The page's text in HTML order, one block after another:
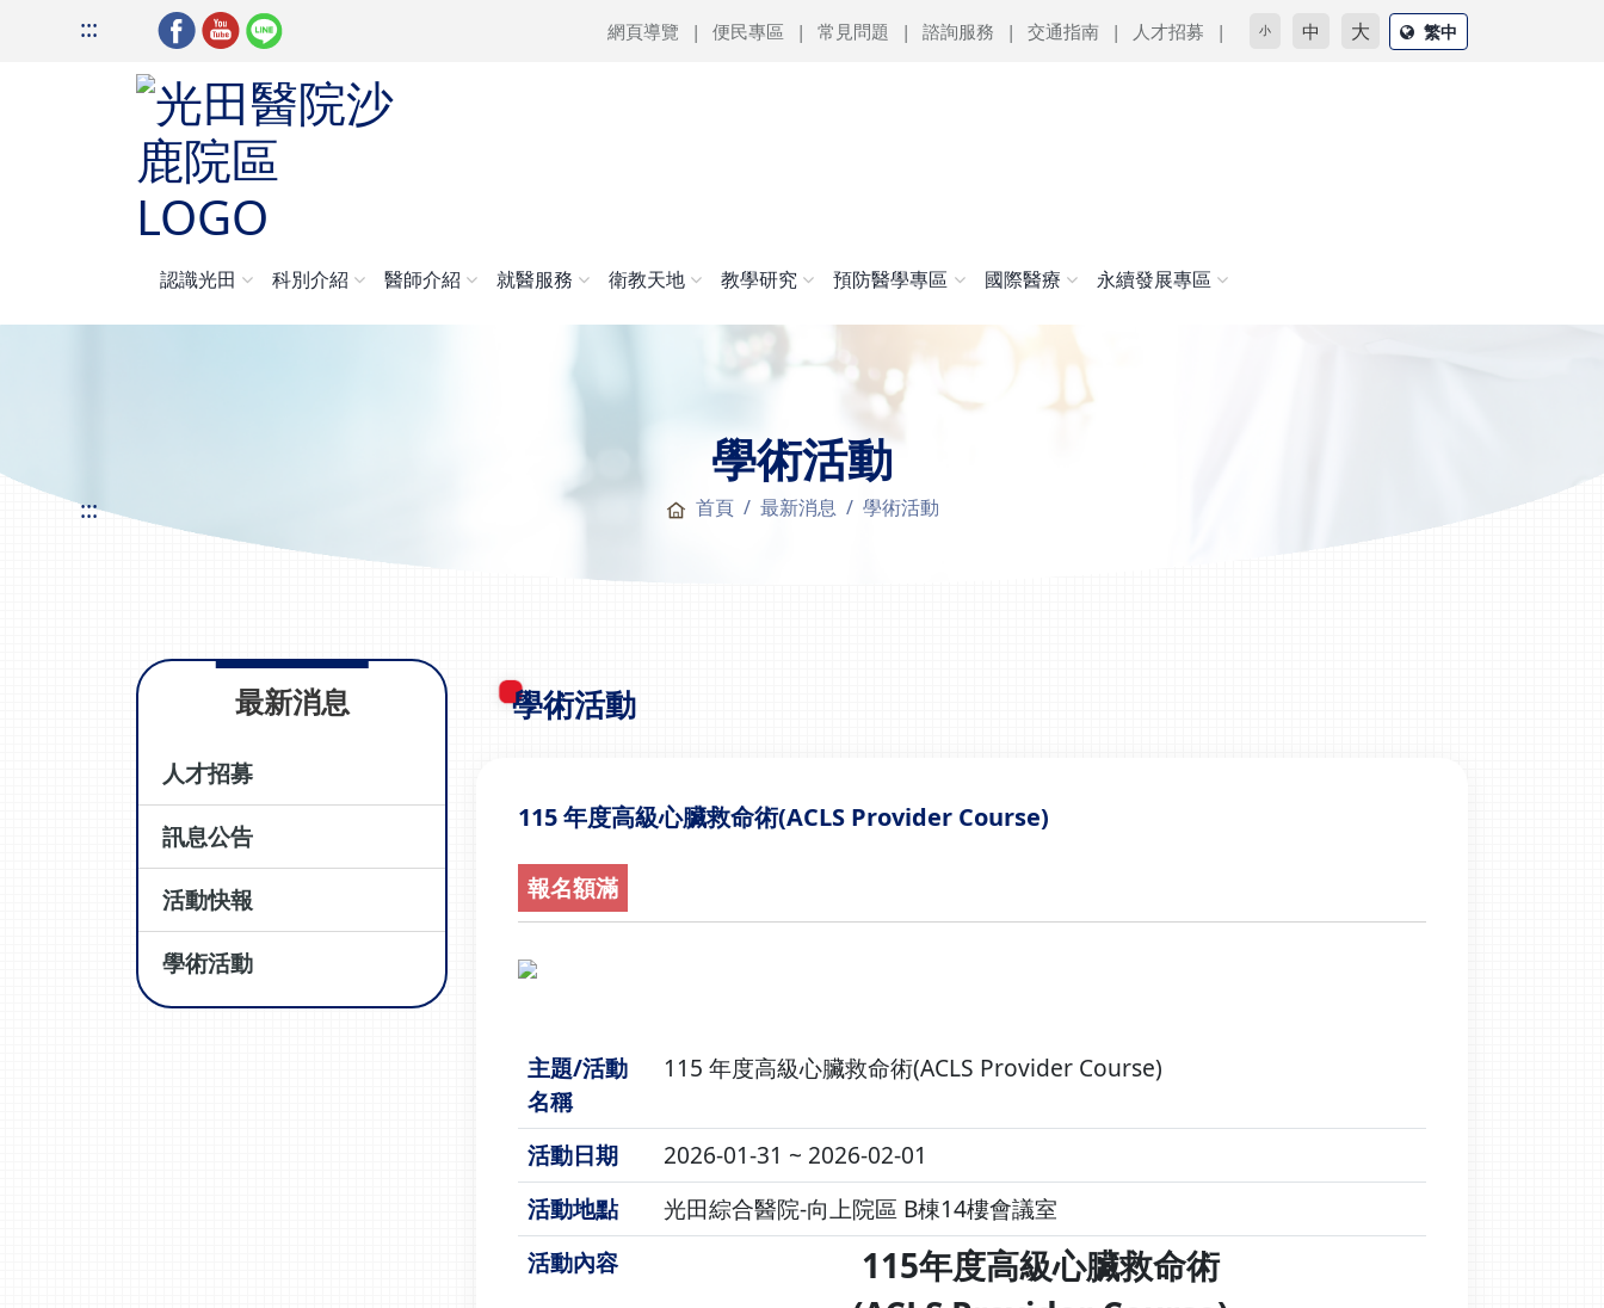
::: 網頁導覽 便民專區 常見問題 諮詢服務 交通指南 人才招募 小 中 大 繁中
認識光田 科別介紹 醫師介紹 就醫服務 衛教天地 教學研究 預防醫學專區 國際醫療 永續發展專區
學術活動
::: 首頁 最新消息 學術活動
最新消息
人才招募
訊息公告
活動快報
學術活動
學術活動
115 年度高級心臟救命術(ACLS Provider Course)
報名額滿
主題/活動
名稱
115 年度高級心臟救命術(ACLS Provider Course)
活動日期
2026-01-31 ~ 2026-02-01
活動地點
光田綜合醫院-向上院區 B棟14樓會議室
活動內容
115年度高級心臟救命術